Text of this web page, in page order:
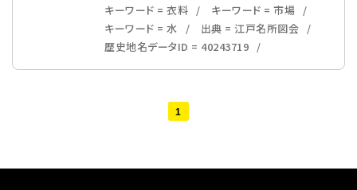
キーワード = 衣料
キーワード = 市場
キーワード = 水
出典 = 江戸名所図会
歴史地名データID = 40243719
1